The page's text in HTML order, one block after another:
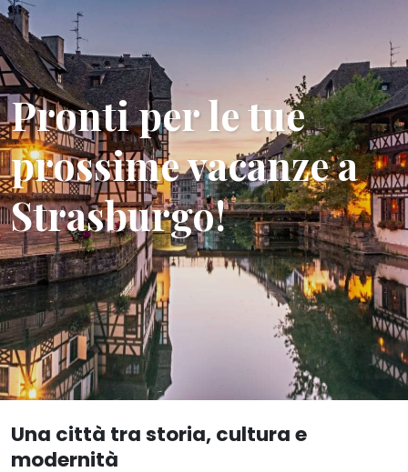
Pronti per le tue
prossime vacanze a
Strasburgo!
Una città tra storia, cultura e
modernità